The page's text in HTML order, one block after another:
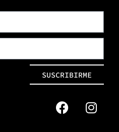
SUSCRIBIRME